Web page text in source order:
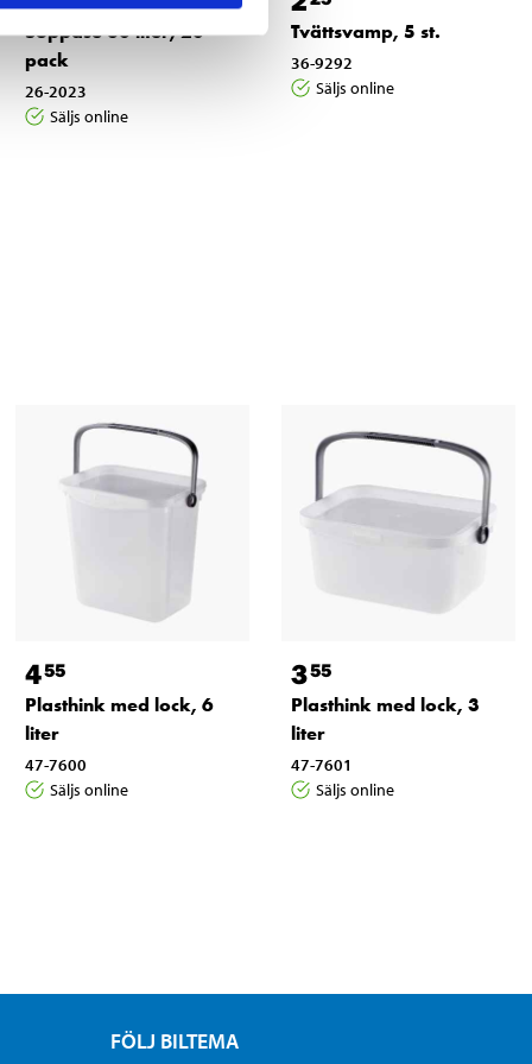
Soppåse 30 liter, 20-
pack
26-2023
Säljs online
Tvättsvamp, 5 st.
36-9292
Säljs online
455
Plasthink med lock, 6
liter
47-7600
Säljs online
355
Plasthink med lock, 3
liter
47-7601
Säljs online
FÖLJ BILTEMA